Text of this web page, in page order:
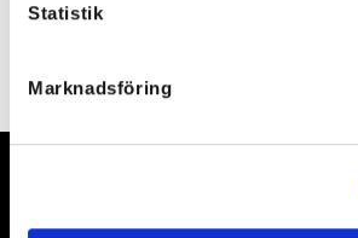
Statistik
Marknadsföring